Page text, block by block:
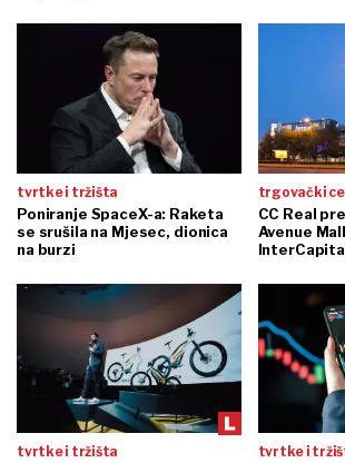
tvrtke i tržišta
Poniranje SpaceX-a: Raketa
se srušila na Mjesec, dionica
na burzi
trgovački
CC Real
Avenue
tvrtke i tržišta tvrtke i